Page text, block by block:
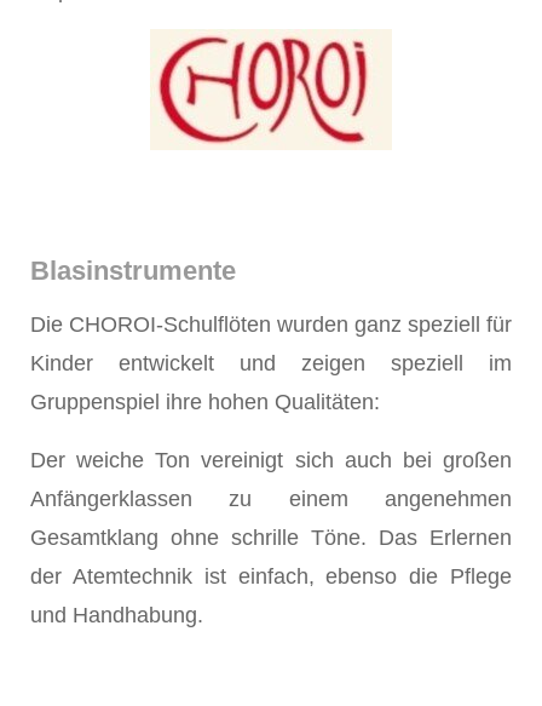
Blasinstrumente
Die CHOROI-Schulflöten wurden ganz speziell für
Kinder entwickelt und zeigen speziell im
Gruppenspiel ihre hohen Qualitäten:
Der weiche Ton vereinigt sich auch bei großen
Anfängerklassen zu einem angenehmen
Gesamtklang ohne schrille Töne. Das Erlernen
der Atemtechnik ist einfach, ebenso die Pflege
und Handhabung.